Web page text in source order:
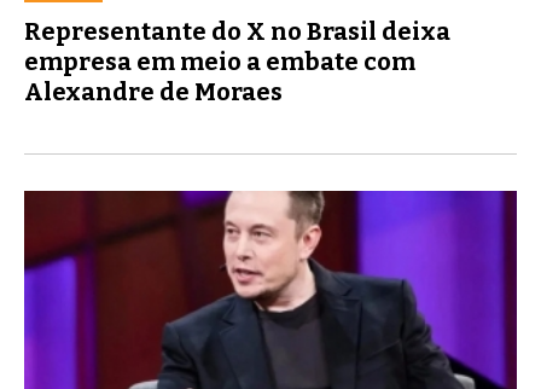
Representante do X no Brasil deixa
empresa em meio a embate com
Alexandre de Moraes